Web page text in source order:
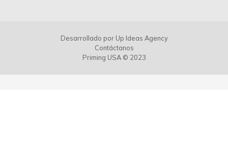
Desarrollado por Up Ideas Agency
Contáctanos
Priming USA © 2023